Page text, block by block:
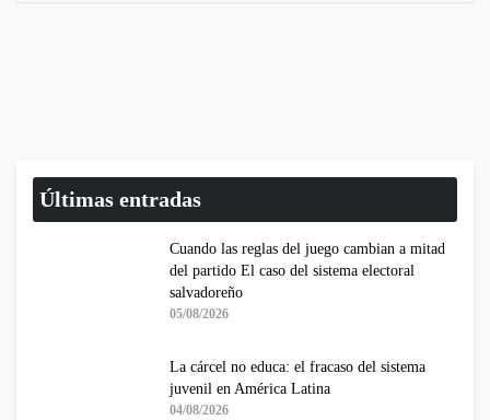
Últimas entradas
Cuando las reglas del juego cambian a mitad
del partido El caso del sistema electoral
salvadoreño
05/08/2026
La cárcel no educa: el fracaso del sistema
juvenil en América Latina
04/08/2026